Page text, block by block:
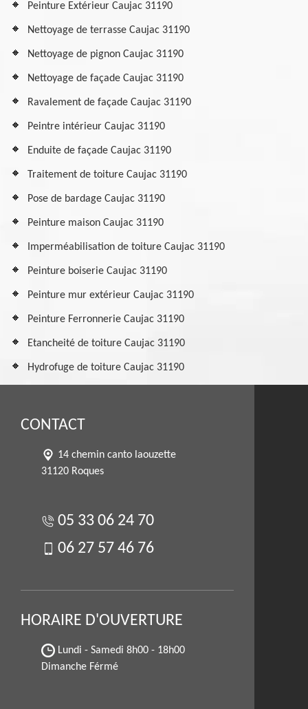
Peinture Extérieur Caujac 31190
Nettoyage de terrasse Caujac 31190
Nettoyage de pignon Caujac 31190
Nettoyage de façade Caujac 31190
Ravalement de façade Caujac 31190
Peintre intérieur Caujac 31190
Enduite de façade Caujac 31190
Traitement de toiture Caujac 31190
Pose de bardage Caujac 31190
Peinture maison Caujac 31190
Imperméabilisation de toiture Caujac 31190
Peinture boiserie Caujac 31190
Peinture mur extérieur Caujac 31190
Peinture Ferronnerie Caujac 31190
Etancheité de toiture Caujac 31190
Hydrofuge de toiture Caujac 31190
CONTACT
14 chemin canto laouzette
31120 Roques
05 33 06 24 70
06 27 57 46 76
HORAIRE D'OUVERTURE
Lundi - Samedi 8h00 - 18h00
Dimanche Férmé